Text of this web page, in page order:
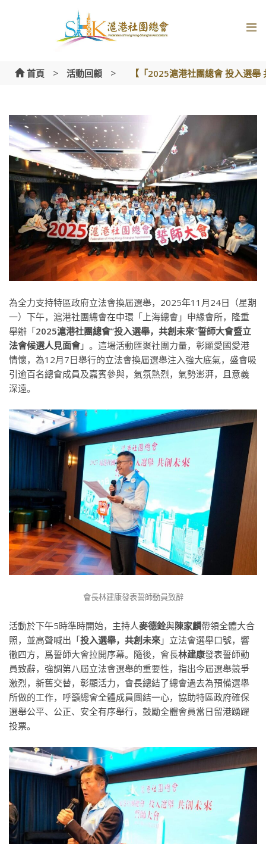
首頁 > 活動回顧 > 【「2025滬港社團總會 投入選
為全力支持特區政府立法會換屆選舉，2025年11月24日（星期
一）下午，滬港社團總會在中環「上海總會」申緣會所，隆重
舉辦「2025滬港社團總會”投入選舉，共創未來”誓師大會暨立
法會候選人見面會」。這場活動匯聚社團力量，彰顯愛國愛港
情懷，為12月7日舉行的立法會換屆選舉注入強大底氣，盛會吸
引逾百名總會成員及嘉賓參與，氣氛熱烈，氣勢澎湃，且意義
深遠。
會長林建康發表誓師動員致辭
活動於下午5時準時開始，主持人麥德銓與陳家麟帶領全體大合
照，並高聲喊出「投入選舉，共創未來 」立法會選舉口號，響
徹四方，爲誓師大會拉開序幕。隨後，會長林建康發表誓師動
員致辭，強調第八屆立法會選舉的重要性，指出今屆選舉競爭
激烈，新舊交替，彰顯活力，會長總結了總會過去為預備選舉
所做的工作，呼籲總會全體成員團結一心，協助特區政府確保
選舉公平、公正、安全有序舉行，鼓勵全體會員當日留港踴躍
投票。